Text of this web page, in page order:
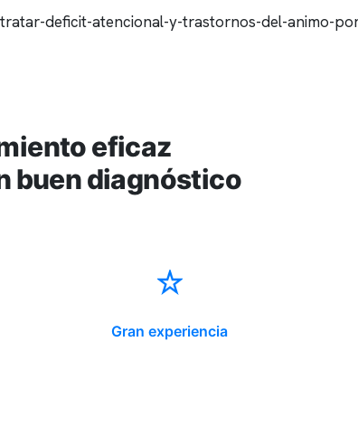
eficaz
buen diagnóstico
Gran experiencia